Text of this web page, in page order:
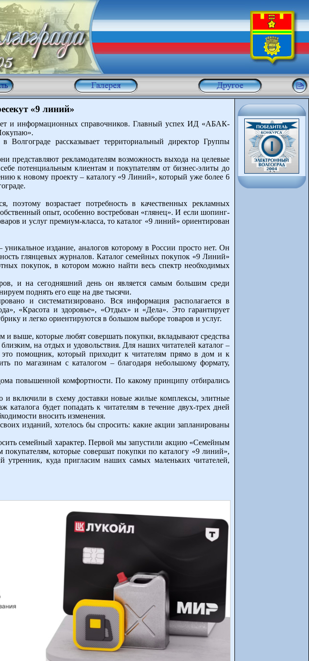
«9 линий»
и информационных справочников. Главный успех ИД «АБАК-
рассказывает территориальный директор Группы
представляют рекламодателям возможность выхода на целевые
потенциальным клиентам и покупателям от бизнес-элиты до
к новому проекту – каталогу «9 Линий», который уже более 6
возрастает потребность в качественных рекламных
опыт, особенно востребован «глянец». И если шопинг-
и услуг премиум-класса, то каталог «9 линий» ориентирован
издание, аналогов которому в России просто нет. Он
глянцевых журналов. Каталог семейных покупок «9 Линий»
покупок, в котором можно найти весь спектр необходимых
и на сегодняшний день он является самым большим среди
поднять его еще на две тысячи.
и систематизировано. Вся информация располагается в
«Красота и здоровье», «Отдых» и «Дела». Это гарантирует
и легко ориентируются в большом выборе товаров и услуг.
выше, которые любят совершать покупки, вкладывают средства
на отдых и удовольствия. Для наших читателей каталог –
помощник, который приходит к читателям прямо в дом и к
по магазинам с каталогом – благодаря небольшому формату,
повышенной комфортности. По какому принципу отбирались
включили в схему доставки новые жилые комплексы, элитные
будет попадать к читателям в течение двух-трех дней
вносить изменения.
изданий, хотелось бы спросить: какие акции запланированы
семейный характер. Первой мы запустили акцию «Семейным
которые совершат покупки по каталогу «9 линий»,
куда пригласим наших самых маленьких читателей,